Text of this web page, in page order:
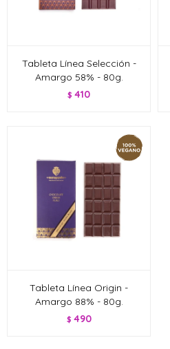
Tableta Línea Selección -
Amargo 58% - 80g.
$ 410
Tableta Línea Origin -
Amargo 88% - 80g.
$ 490